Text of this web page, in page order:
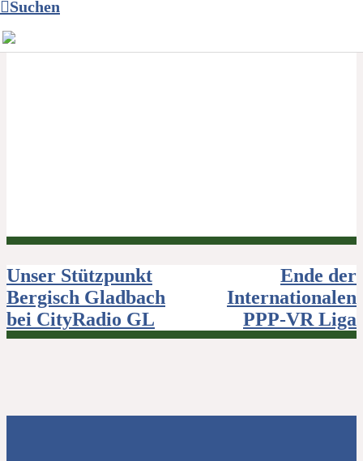
Suchen
Beitragsnavigation
Unser Stützpunkt
Bergisch Gladbach
bei CityRadio GL
Ende der
Internationalen
PPP-VR Liga